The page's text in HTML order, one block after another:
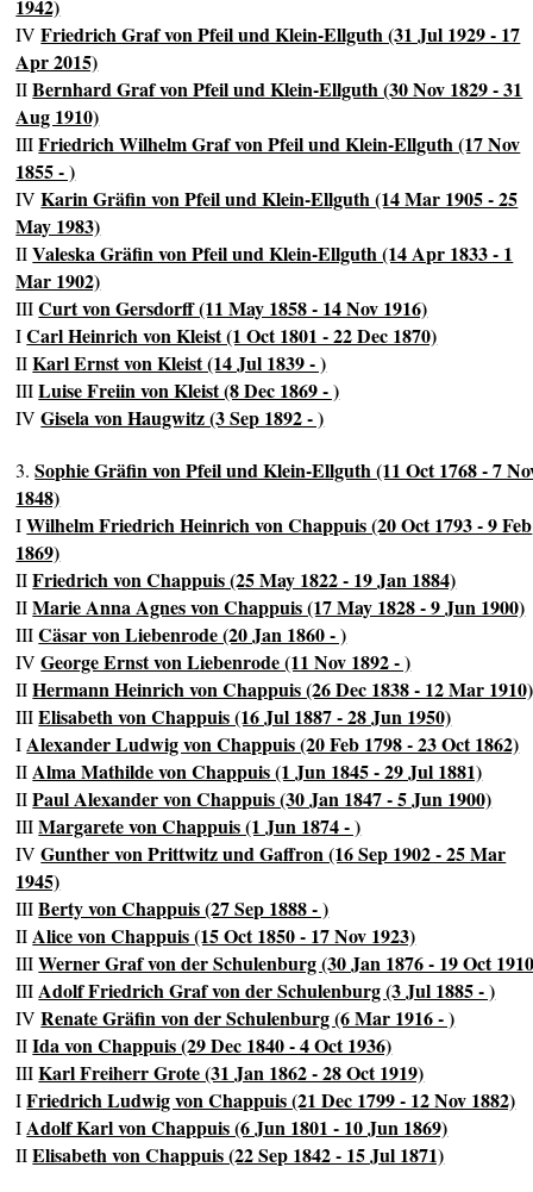
1942)
IVFriedrich Graf von Pfeil und Klein-Ellguth (31 Jul 1929 - 17
Apr 2015)
IIBernhard Graf von Pfeil und Klein-Ellguth (30 Nov 1829 - 31
Aug 1910)
IIIFriedrich Wilhelm Graf von Pfeil und Klein-Ellguth (17 Nov
1855 - )
IVKarin Gräfin von Pfeil und Klein-Ellguth (14 Mar 1905 - 25
May 1983)
IIValeska Gräfin von Pfeil und Klein-Ellguth (14 Apr 1833 - 1
Mar 1902)
IIICurt von Gersdorff (11 May 1858 - 14 Nov 1916)
ICarl Heinrich von Kleist (1 Oct 1801 - 22 Dec 1870)
IIKarl Ernst von Kleist (14 Jul 1839 - )
IIILuise Freiin von Kleist (8 Dec 1869 - )
IVGisela von Haugwitz (3 Sep 1892 - )
3.Sophie Gräfin von Pfeil und Klein-Ellguth (11 Oct 1768 - 7
1848)
IWilhelm Friedrich Heinrich von Chappuis (20 Oct 1793 - 9 Feb
1869)
IIFriedrich von Chappuis (25 May 1822 - 19 Jan 1884)
IIMarie Anna Agnes von Chappuis (17 May 1828 - 9 Jun 1900)
IIICäsar von Liebenrode (20 Jan 1860 - )
IVGeorge Ernst von Liebenrode (11 Nov 1892 - )
IIHermann Heinrich von Chappuis (26 Dec 1838 - 12 Mar 1910)
IIIElisabeth von Chappuis (16 Jul 1887 - 28 Jun 1950)
IAlexander Ludwig von Chappuis (20 Feb 1798 - 23 Oct 1862)
IIAlma Mathilde von Chappuis (1 Jun 1845 - 29 Jul 1881)
IIPaul Alexander von Chappuis (30 Jan 1847 - 5 Jun 1900)
IIIMargarete von Chappuis (1 Jun 1874 - )
IVGunther von Prittwitz und Gaffron (16 Sep 1902 - 25 Mar
1945)
IIIBerty von Chappuis (27 Sep 1888 - )
IIAlice von Chappuis (15 Oct 1850 - 17 Nov 1923)
IIIWerner Graf von der Schulenburg (30 Jan 1876 - 19 Oct
IIIAdolf Friedrich Graf von der Schulenburg (3 Jul 1885 - )
IVRenate Gräfin von der Schulenburg (6 Mar 1916 - )
IIIda von Chappuis (29 Dec 1840 - 4 Oct 1936)
IIIKarl Freiherr Grote (31 Jan 1862 - 28 Oct 1919)
IFriedrich Ludwig von Chappuis (21 Dec 1799 - 12 Nov 1882)
IAdolf Karl von Chappuis (6 Jun 1801 - 10 Jun 1869)
IIElisabeth von Chappuis (22 Sep 1842 - 15 Jul 1871)